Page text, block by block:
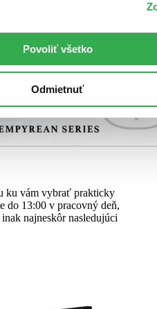
Povoliť všetko
Odmietnuť
ku vám vybrať prakticky
do 13:00 v pracovný deň,
najneskôr nasledujúci